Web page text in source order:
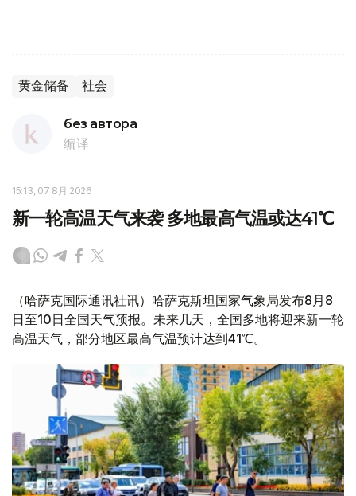
黄金储备 社会
без автора
编译
15:13, 07 8月 2026
新一轮高温天气来袭 多地最高气温或达41℃
（哈萨克国际通讯社讯）哈萨克斯坦国家气象局发布8月8
日至10日全国天气预报。未来几天，全国多地将迎来新一轮
高温天气，部分地区最高气温预计达到41℃。